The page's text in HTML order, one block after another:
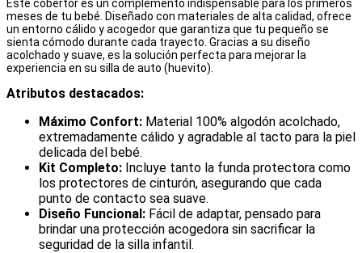
Este cobertor es un complemento indispensable para los primeros
meses de tu bebé. Diseñado con materiales de alta calidad, ofrece
un entorno cálido y acogedor que garantiza que tu pequeño se
sienta cómodo durante cada trayecto. Gracias a su diseño
acolchado y suave, es la solución perfecta para mejorar la
experiencia en su silla de auto (huevito).
Atributos destacados:
Máximo Confort: Material 100% algodón acolchado,
extremadamente cálido y agradable al tacto para la piel
delicada del bebé.
Kit Completo: Incluye tanto la funda protectora como
los protectores de cinturón, asegurando que cada
punto de contacto sea suave.
Diseño Funcional: Fácil de adaptar, pensado para
brindar una protección acogedora sin sacrificar la
seguridad de la silla infantil.